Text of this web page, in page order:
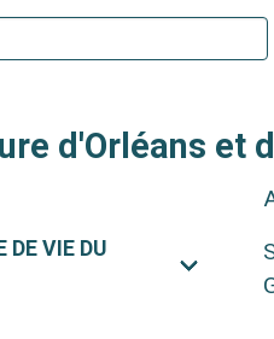
d'Orléans et
DE VIE DU